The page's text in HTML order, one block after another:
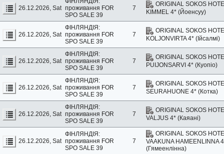
26.12.2026, Sat проживання FOR
SPO SALE 39
7
ORIGINAL SOKOS
KIMMEL 4* (Йоенсуу)
26.12.2026, Sat
ФІНЛЯНДІЯ:
проживання FOR
SPO SALE 39
7
ORIGINAL SOKOS
KOLJONVIRTA 4* (Ійсалмі)
26.12.2026, Sat
ФІНЛЯНДІЯ:
проживання FOR
SPO SALE 39
7
ORIGINAL SOKOS
PUIJONSARVI 4* (Куопіо)
26.12.2026, Sat
ФІНЛЯНДІЯ:
проживання FOR
SPO SALE 39
7
ORIGINAL SOKOS
SEURAHUONE 4* (Котка)
26.12.2026, Sat
ФІНЛЯНДІЯ:
проживання FOR
SPO SALE 39
7
ORIGINAL SOKOS
VALJUS 4* (Каяані)
26.12.2026, Sat
ФІНЛЯНДІЯ:
проживання FOR
SPO SALE 39
7
ORIGINAL SOKOS
VAAKUNA HAMEENLINNA
(Гямеенлінна)